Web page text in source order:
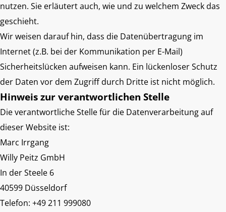
nutzen. Sie erläutert auch, wie und zu welchem Zweck das
geschieht.
Wir weisen darauf hin, dass die Datenübertragung im
Internet (z.B. bei der Kommunikation per E-Mail)
Sicherheitslücken aufweisen kann. Ein lückenloser Schutz
der Daten vor dem Zugriff durch Dritte ist nicht möglich.
Hinweis zur verantwortlichen Stelle
Die verantwortliche Stelle für die Datenverarbeitung auf
dieser Website ist:
Marc Irrgang
Willy Peitz GmbH
In der Steele 6
40599 Düsseldorf
Telefon: +49 211 999080